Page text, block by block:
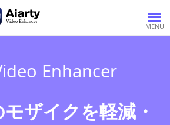
Enhancer
ザイクを軽減・